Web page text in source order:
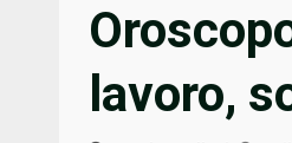
lavoro,